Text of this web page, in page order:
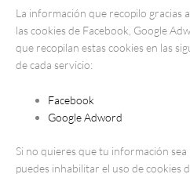
La información que recopilo gracias
las cookies de Facebook, Google
que recopilan estas cookies en las
de cada servicio:
Facebook
Google Adword
Si no quieres que tu información sea
puedes inhabilitar el uso de cookies